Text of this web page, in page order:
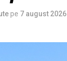
pe 7 august 2026